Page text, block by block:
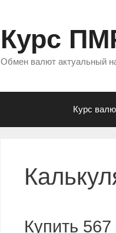
Курс
Обмен валют актуальный
Курс
Купить